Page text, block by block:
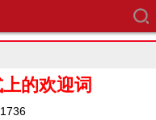
的欢迎词